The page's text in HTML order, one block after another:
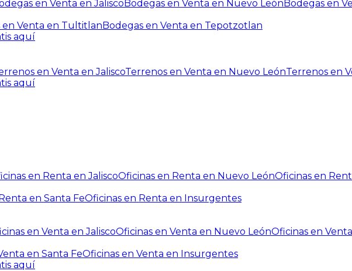
en Venta en JaliscoBodegas en Venta en Nuevo LeónBodegas en
en Venta en TultitlanBodegas en Venta en Tepotzotlan
aquí
en Venta en JaliscoTerrenos en Venta en Nuevo LeónTerrenos en
aquí
en Renta en JaliscoOficinas en Renta en Nuevo LeónOficinas en
en Santa FeOficinas en Renta en Insurgentes
en Venta en JaliscoOficinas en Venta en Nuevo LeónOficinas en
en Santa FeOficinas en Venta en Insurgentes
aquí